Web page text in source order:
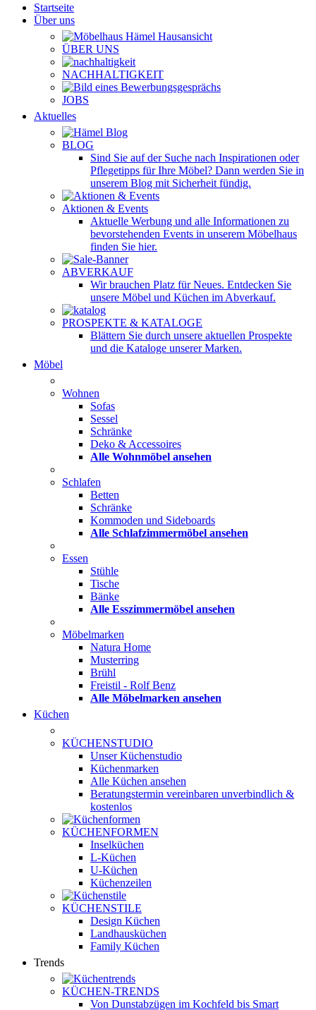
Startseite
Über uns
ÜBER UNS
NACHHALTIGKEIT
JOBS
Aktuelles
BLOG
Sind Sie auf der Suche nach Inspirationen oder
Pflegetipps für Ihre Möbel? Dann werden Sie in
unserem Blog mit Sicherheit fündig.
Aktionen & Events
Aktuelle Werbung und alle Informationen zu
bevorstehenden Events in unserem Möbelhaus
finden Sie hier.
ABVERKAUF
Wir brauchen Platz für Neues. Entdecken Sie
unsere Möbel und Küchen im Abverkauf.
PROSPEKTE & KATALOGE
Blättern Sie durch unsere aktuellen Prospekte
und die Kataloge unserer Marken.
Möbel
Wohnen
Sofas
Sessel
Schränke
Deko & Accessoires
Alle Wohnmöbel ansehen
Schlafen
Betten
Schränke
Kommoden und Sideboards
Alle Schlafzimmermöbel ansehen
Essen
Stühle
Tische
Bänke
Alle Esszimmermöbel ansehen
Möbelmarken
Natura Home
Musterring
Brühl
Freistil - Rolf Benz
Alle Möbelmarken ansehen
Küchen
KÜCHENSTUDIO
Unser Küchenstudio
Küchenmarken
Alle Küchen ansehen
Beratungstermin vereinbaren unverbindlich &
kostenlos
KÜCHENFORMEN
Inselküchen
L-Küchen
U-Küchen
Küchenzeilen
KÜCHENSTILE
Design Küchen
Landhausküchen
Family Küchen
Trends
KÜCHEN-TRENDS
Von Dunstabzügen im Kochfeld bis Smart